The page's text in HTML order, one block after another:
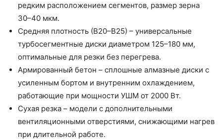
редким расположением сегментов, размер зерна
30–40 мкм.
Средняя плотность (В20–В25) – универсальные
турбосегментные диски диаметром 125–180 мм,
оптимальные для резки без перегрева.
Армированный бетон – сплошные алмазные диски с
усиленным бортом и внутренним охлаждением,
работающие при мощности УШМ от 2000 Вт.
Сухая резка – модели с дополнительными
вентиляционными отверстиями, снижающими нагрев
при длительной работе.